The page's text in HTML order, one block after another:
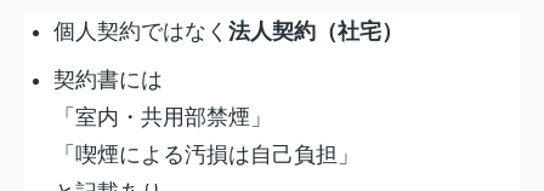
個人契約ではなく 法人契約（社宅）
契約書には
「室内・共用部禁煙」
「喫煙による汚損は自己負担」